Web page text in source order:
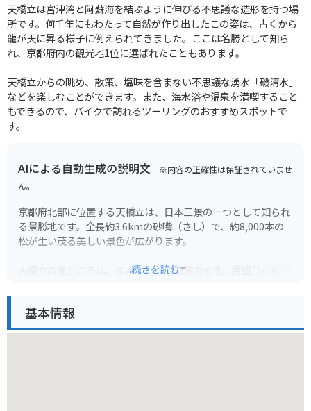
天橋立は宮津湾と阿蘇海を結ぶように伸びる不思議な造形を持つ場
所です。何千年にもわたって自然が作り出したこの姿は、古くから
龍が天に昇る様子に例えられてきました。ここは名勝として知ら
れ、京都府内の観光地1位に選ばれたこともあります。
天橋立からの眺め、散策、塩味を含まない不思議な湧水「磯清水」
などを楽しむことができます。また、海水浴や温泉を満喫すること
もできるので、バイクで訪れるツーリングのおすすめスポットで
す。
AIによる自動生成の説明文 ※内容の正確性は保証されていませ
ん。
京都府北部に位置する天橋立は、日本三景の一つとして知られ
る景勝地です。全長約3.6kmの砂嘴（さし）で、約8,000本の
松が生い茂る美しい景色が広がります。
天橋立の見どころは、なんといっても股のぞき。展望台から逆
周辺には、智恩寺や傘松公園、天橋立ビューランドなどの観光
...続きを読む
基本情報